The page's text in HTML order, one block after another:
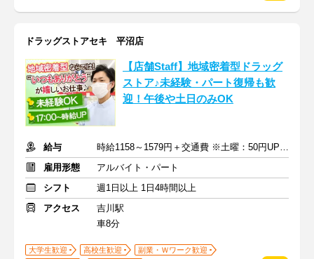
ドラッグストアセキ 平沼店
【店舗Staff】地域密着型ドラッグ
ストア♪未経験・パート復帰も歓
迎！午後や土日のみOK
給与
時給1158～1579円＋交通費 ※土曜：50円UP/日曜・祝日：100円UP
雇用形態
アルバイト・パート
シフト
週1日以上 1日4時間以上
アクセス
吉川駅
車8分
大学生歓迎 高校生歓迎
副業・Ｗワーク歓迎